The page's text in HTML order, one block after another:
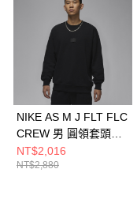
４．使用「AFTEE先享後
時審查核予不同之上限額
請求用戶進行身份認證。
５．嚴禁一人註冊多個帳
恩沛科技股份有限公司將
NIKE AS M J FLT FLC
CREW 男 圓領套頭衫
FV7260010
NT$2,016
NT$2,880